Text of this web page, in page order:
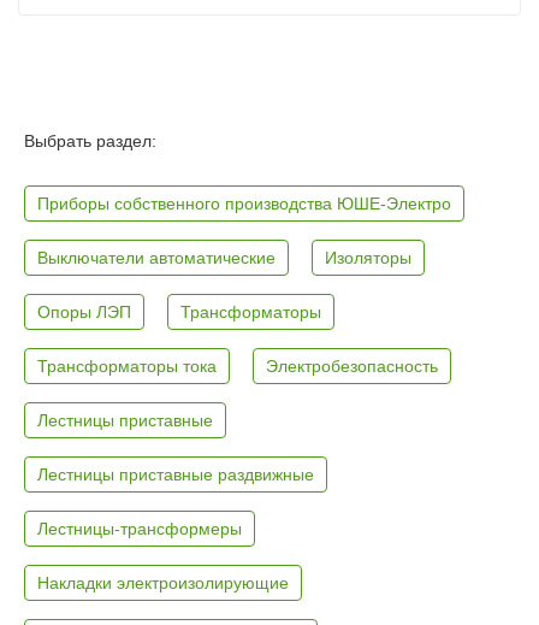
Выбрать раздел:
Приборы собственного производства ЮШЕ-Электро
Выключатели автоматические Изоляторы
Опоры ЛЭП Трансформаторы
Трансформаторы тока Электробезопасность
Лестницы приставные
Лестницы приставные раздвижные
Лестницы-трансформеры
Накладки электроизолирующие